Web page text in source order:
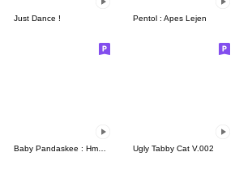
Just Dance ! Pentol : Apes Lejen
Ugly Tabby Cat V.002